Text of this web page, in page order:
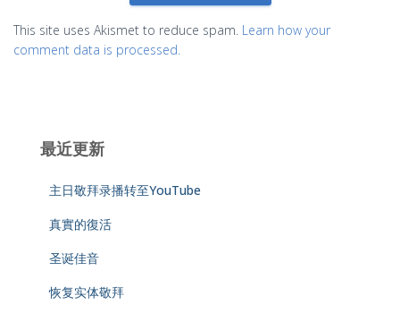
This site uses Akismet to reduce spam. Learn how your
comment data is processed.
最近更新
主日敬拜录播转至YouTube
真實的復活
圣诞佳音
恢复实体敬拜